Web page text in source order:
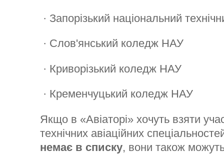
· Запорізький національний
· Слов'янський коледж НАУ
· Криворізький коледж НАУ
· Кременчуцький коледж НАУ
Якщо в «Авіаторі» хочуть взяти
технічних авіаційних
немає в списку, вони також